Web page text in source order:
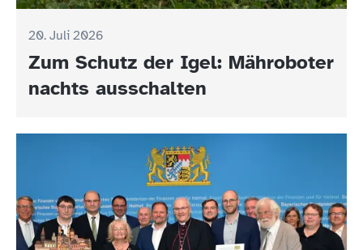
20. Juli 2026
Zum Schutz der Igel: Mähroboter
nachts ausschalten